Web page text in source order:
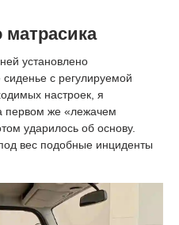
матрасика
установлено
с регулируемой
настроек, я
первом же «лежачем
ударилось об основу.
вес подобные инциденты